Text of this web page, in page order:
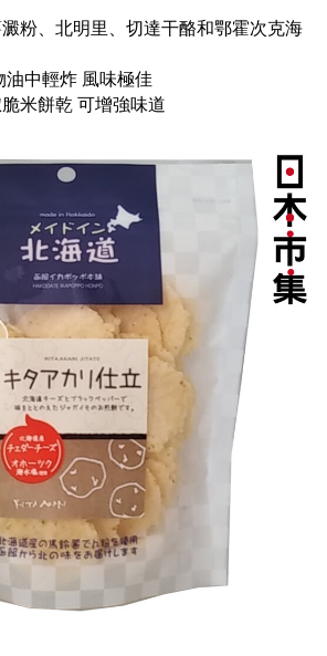
粉、北明里、切達干酪和鄂霍次克海
中輕炸 風味極佳
米餅乾 可增強味道